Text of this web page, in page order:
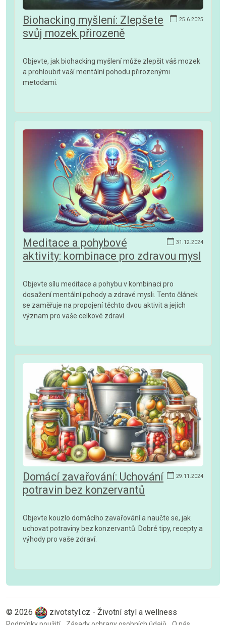
25.6.2025
Biohacking myšlení: Zlepšete
svůj mozek přirozeně
Objevte, jak biohacking myšlení může zlepšit váš mozek
a prohloubit vaší mentální pohodu přirozenými
metodami.
31.12.2024
Meditace a pohybové
aktivity: kombinace pro zdravou mysl
Objevte sílu meditace a pohybu v kombinaci pro
dosažení mentální pohody a zdravé mysli. Tento článek
se zaměřuje na propojení těchto dvou aktivit a jejich
význam pro vaše celkové zdraví.
29.11.2024
Domácí zavařování: Uchování
potravin bez konzervantů
Objevte kouzlo domácího zavařování a naučte se, jak
uchovat potraviny bez konzervantů. Dobré tipy, recepty a
výhody pro vaše zdraví.
© 2026 zivotstyl.cz - Životní styl a wellness